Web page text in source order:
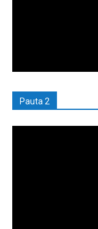
Pauta 2